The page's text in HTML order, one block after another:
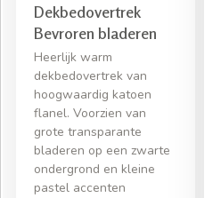
Dekbedovertrek
Bevroren bladeren
Heerlijk warm
dekbedovertrek van
hoogwaardig katoen
flanel. Voorzien van
grote transparante
bladeren op een zwarte
ondergrond en kleine
pastel accenten